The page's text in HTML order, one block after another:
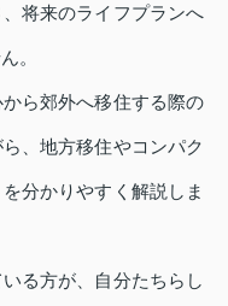
将来のライフプランへ
。
ら郊外へ移住する際の
、地方移住やコンパク
分かりやすく解説しま
る方が、自分たちらし